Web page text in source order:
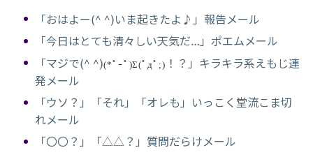
「おはよー(^ ^)いま起きたよ♪」報告メール
「今日はとても清々しい天気だ…」ポエムメール
「マジで(^ ^)(*ﾟｰﾟ)Σ(ﾟдﾟ;) ！？」キラキラ系えもじ連
発メール
「ウソ？」「それ」「オレも」いっこく堂流こま切
れメール
「〇〇？」「△△？」質問だらけメール